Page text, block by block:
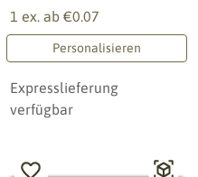
1 ex. ab €0.07
Personalisieren
Expresslieferung
verfügbar